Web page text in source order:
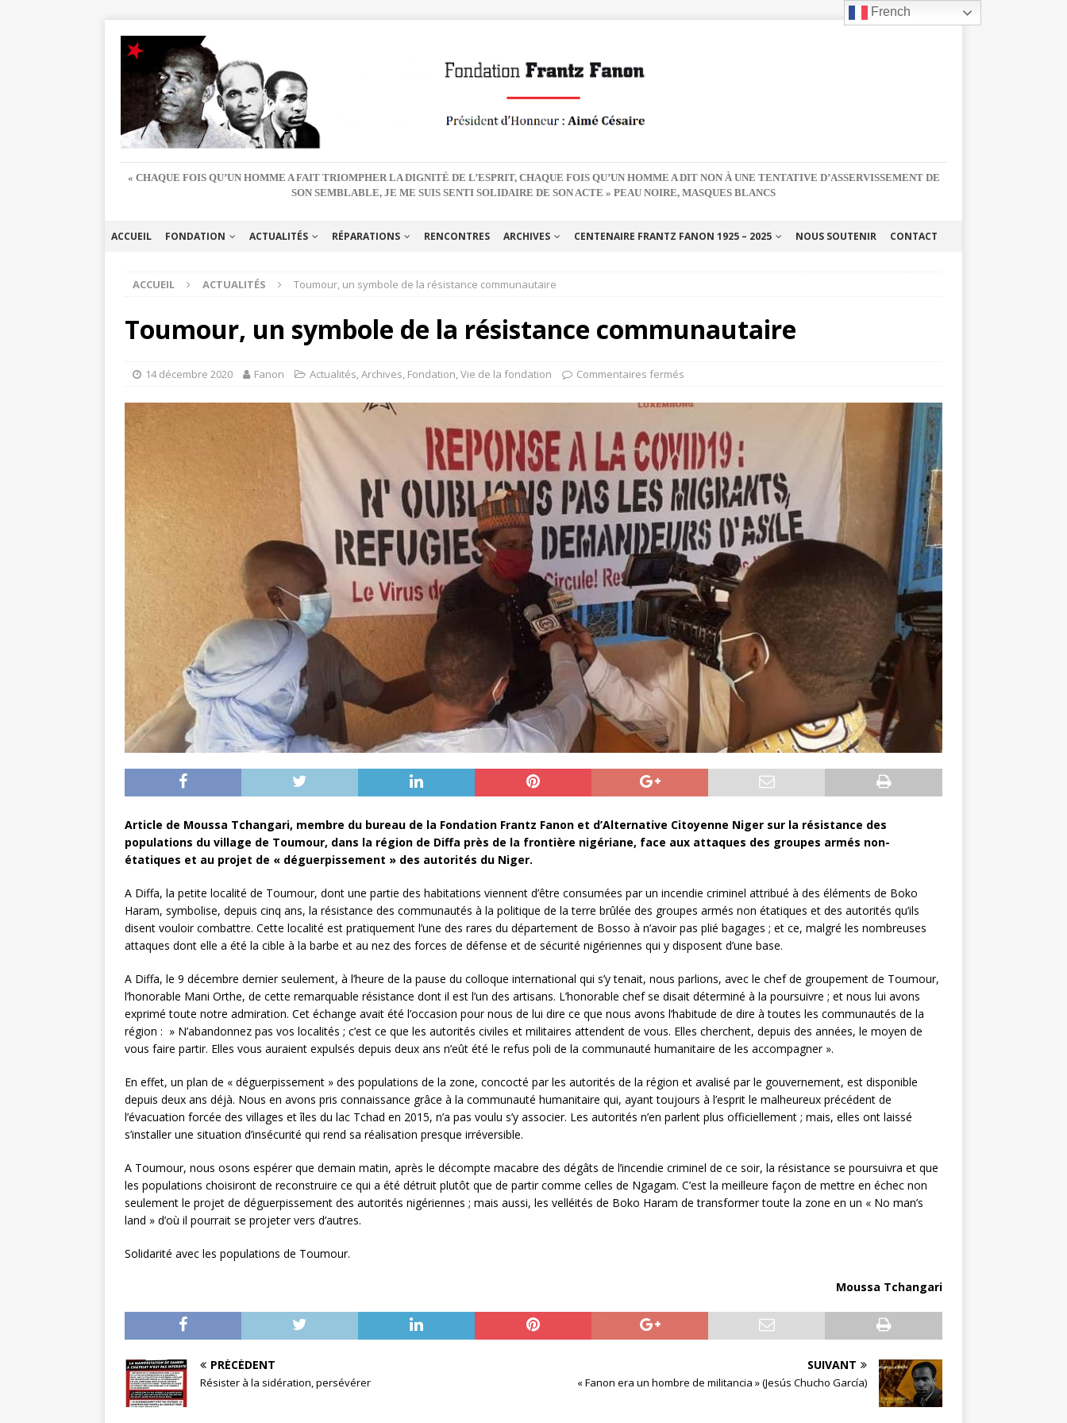
« CHAQUE FOIS QU’UN HOMME A FAIT TRIOMPHER LA DIGNITÉ DE L’ESPRIT, CHAQUE FOIS QU’UN HOMME A DIT NON À UNE TENTATIVE D’ASSERVISSEMENT DE
SON SEMBLABLE, JE ME SUIS SENTI SOLIDAIRE DE SON ACTE » PEAU NOIRE, MASQUES BLANCS
ACCUEIL FONDATION ACTUALITÉS RÉPARATIONS RENCONTRES ARCHIVES CENTENAIRE FRANTZ FANON 1925 – 2025 NOUS SOUTENIR CONTACT
ACCUEIL ACTUALITÉS Toumour, un symbole de la résistance communautaire
Toumour, un symbole de la résistance communautaire
14 décembre 2020 Fanon Actualités,Archives, Fondation,Vie de la fondation Commentaires fermés
Article de Moussa Tchangari, membre du bureau de la Fondation Frantz Fanon et d’Alternative Citoyenne Niger sur la résistance des
populations du village de Toumour, dans la région de Diffa près de la frontière nigériane, face aux attaques des groupes armés non-
étatiques et au projet de « déguerpissement » des autorités du Niger.
A Diffa, la petite localité de Toumour, dont une partie des habitations viennent d’être consumées par un incendie criminel attribué à des éléments de Boko
Haram, symbolise, depuis cinq ans, la résistance des communautés à la politique de la terre brûlée des groupes armés non étatiques et des autorités qu’ils
disent vouloir combattre. Cette localité est pratiquement l’une des rares du département de Bosso à n’avoir pas plié bagages ; et ce, malgré les nombreuses
attaques dont elle a été la cible à la barbe et au nez des forces de défense et de sécurité nigériennes qui y disposent d’une base.
A Diffa, le 9 décembre dernier seulement, à l’heure de la pause du colloque international qui s’y tenait, nous parlions, avec le chef de groupement de Toumour,
l’honorable Mani Orthe, de cette remarquable résistance dont il est l’un des artisans. L’honorable chef se disait déterminé à la poursuivre ; et nous lui avons
exprimé toute notre admiration. Cet échange avait été l’occasion pour nous de lui dire ce que nous avons l’habitude de dire à toutes les communautés de la
région : » N’abandonnez pas vos localités ; c’est ce que les autorités civiles et militaires attendent de vous. Elles cherchent, depuis des années, le moyen de
vous faire partir. Elles vous auraient expulsés depuis deux ans n’eût été le refus poli de la communauté humanitaire de les accompagner ».
En effet, un plan de « déguerpissement » des populations de la zone, concocté par les autorités de la région et avalisé par le gouvernement, est disponible
depuis deux ans déjà. Nous en avons pris connaissance grâce à la communauté humanitaire qui, ayant toujours à l’esprit le malheureux précédent de
l’évacuation forcée des villages et îles du lac Tchad en 2015, n’a pas voulu s’y associer. Les autorités n’en parlent plus officiellement ; mais, elles ont laissé
s’installer une situation d’insécurité qui rend sa réalisation presque irréversible.
A Toumour, nous osons espérer que demain matin, après le décompte macabre des dégâts de l’incendie criminel de ce soir, la résistance se poursuivra et que
les populations choisiront de reconstruire ce qui a été détruit plutôt que de partir comme celles de Ngagam. C’est la meilleure façon de mettre en échec non
seulement le projet de déguerpissement des autorités nigériennes ; mais aussi, les velléités de Boko Haram de transformer toute la zone en un « No man’s
land » d’où il pourrait se projeter vers d’autres.
Solidarité avec les populations de Toumour.
Moussa Tchangari
PRÉCÉDENT
Résister à la sidération, persévérer
SUIVANT
« Fanon era un hombre de militancia » (Jesús Chucho García)
French